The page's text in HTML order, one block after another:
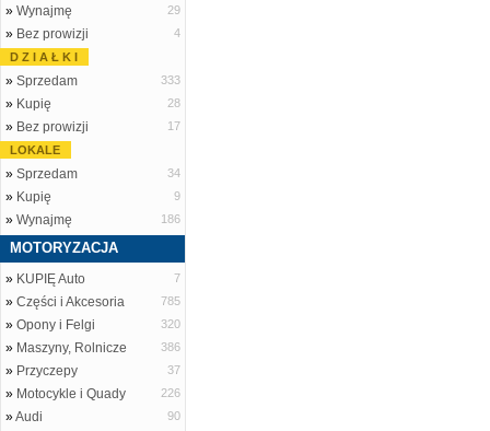
» Wynajmę 29
» Bez prowizji
4
D Z I A Ł K I
» Sprzedam 333
» Kupię 28
» Bez prowizji
17
LOKALE
» Sprzedam 34
» Kupię 9
» Wynajmę 186
MOTORYZACJA
» KUPIĘ Auto 7
» Części i Akcesoria 785
» Opony i Felgi 320
» Maszyny, Rolnicze 386
» Przyczepy 37
» Motocykle i Quady 226
»Audi 90